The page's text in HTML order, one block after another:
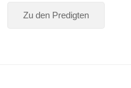
Zu den Predigten